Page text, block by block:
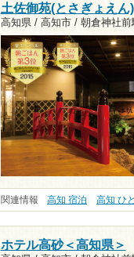
土佐御苑(とさぎょえん)
高知県 / 高知市 / 朝倉神社前
関連情報 高知 宿泊 高知 ひ
ホテル高砂＜高知県＞